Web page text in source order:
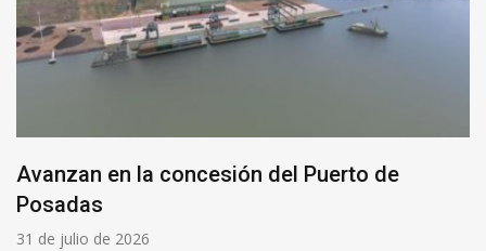
Avanzan en la concesión del Puerto de
Posadas
31 de julio de 2026